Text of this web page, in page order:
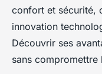
Amélie•17 octobre
confort et sécurité,
innovation
Découvrir ses
sans